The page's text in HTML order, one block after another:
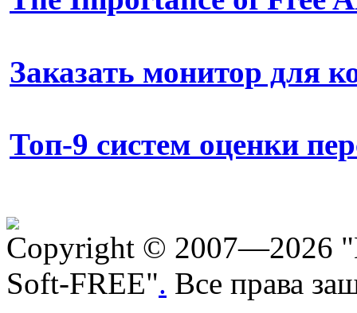
Заказать монитор для
Топ-9 систем оценки
Copyright © 2007—2026
Soft-FREE". Все права